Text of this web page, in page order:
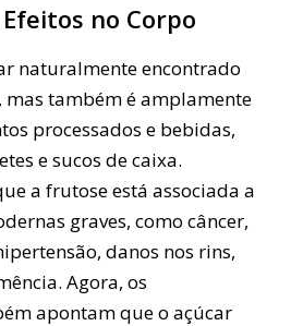
no Corpo
naturalmente encontrado
mas também é amplamente
processados e bebidas,
e sucos de caixa.
a frutose está associada a
graves, como câncer,
danos nos rins,
Agora, os
apontam que o açúcar